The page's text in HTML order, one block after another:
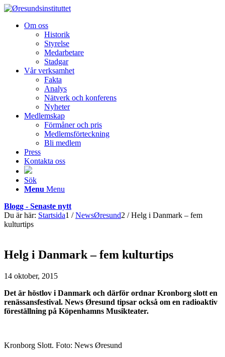
Om oss
Historik
Styrelse
Medarbetare
Stadgar
Vår verksamhet
Fakta
Analys
Nätverk och konferens
Nyheter
Medlemskap
Förmåner och pris
Medlemsförteckning
Bli medlem
Press
Kontakta oss
Sök
Menu Menu
Blogg - Senaste nytt
Du är här: Startsida1 / NewsØresund2 / Helg i Danmark – fem
kulturtips
Helg i Danmark – fem kulturtips
14 oktober, 2015
Det är höstlov i Danmark och därför ordnar Kronborg slott en
renässansfestival. News Øresund tipsar också om en radioaktiv
föreställning på Köpenhamns Musikteater.
Kronborg Slott. Foto: News Øresund